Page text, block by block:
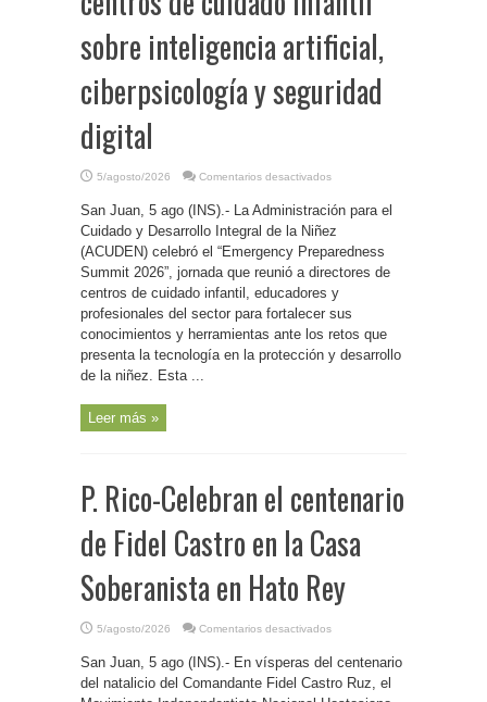
sobre inteligencia artificial,
ciberpsicología y seguridad
digital
5/agosto/2026 Comentarios desactivados
Capacita
a
centros
de
cuidado
sobre
artificial,
ciberpsicología
y
seguridad
digital
San Juan, 5 ago (INS).- La Administración para el
Cuidado y Desarrollo Integral de la Niñez
(ACUDEN) celebró el “Emergency Preparedness
Summit 2026”, jornada que reunió a directores de
centros de cuidado infantil, educadores y
profesionales del sector para fortalecer sus
conocimientos y herramientas ante los retos que
presenta la tecnología en la protección y desarrollo
de la niñez. Esta ...
Leer más »
P. Rico-Celebran el centenario
de Fidel Castro en la Casa
Soberanista en Hato Rey
5/agosto/2026 Comentarios desactivados
Celebran
centenario
de
San Juan, 5 ago (INS).- En vísperas del centenario
del natalicio del Comandante Fidel Castro Ruz, el